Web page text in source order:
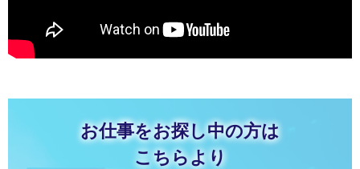
お仕事をお探し中の方は
こちらより